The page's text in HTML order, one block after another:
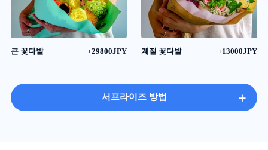
큰 꽃다발 +29800JPY 계절 꽃다발 +13000JPY
서프라이즈 방법 +